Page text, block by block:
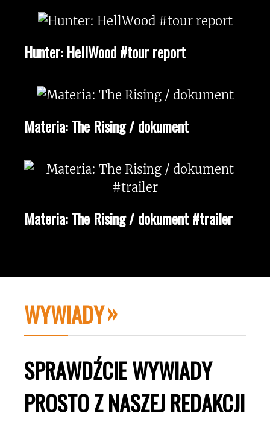
Hunter: HellWood #tour report
Materia: The Rising / dokument
Materia: The Rising / dokument #trailer
WYWIADY
SPRAWDŹCIE WYWIADY
PROSTO Z NASZEJ REDAKCJI